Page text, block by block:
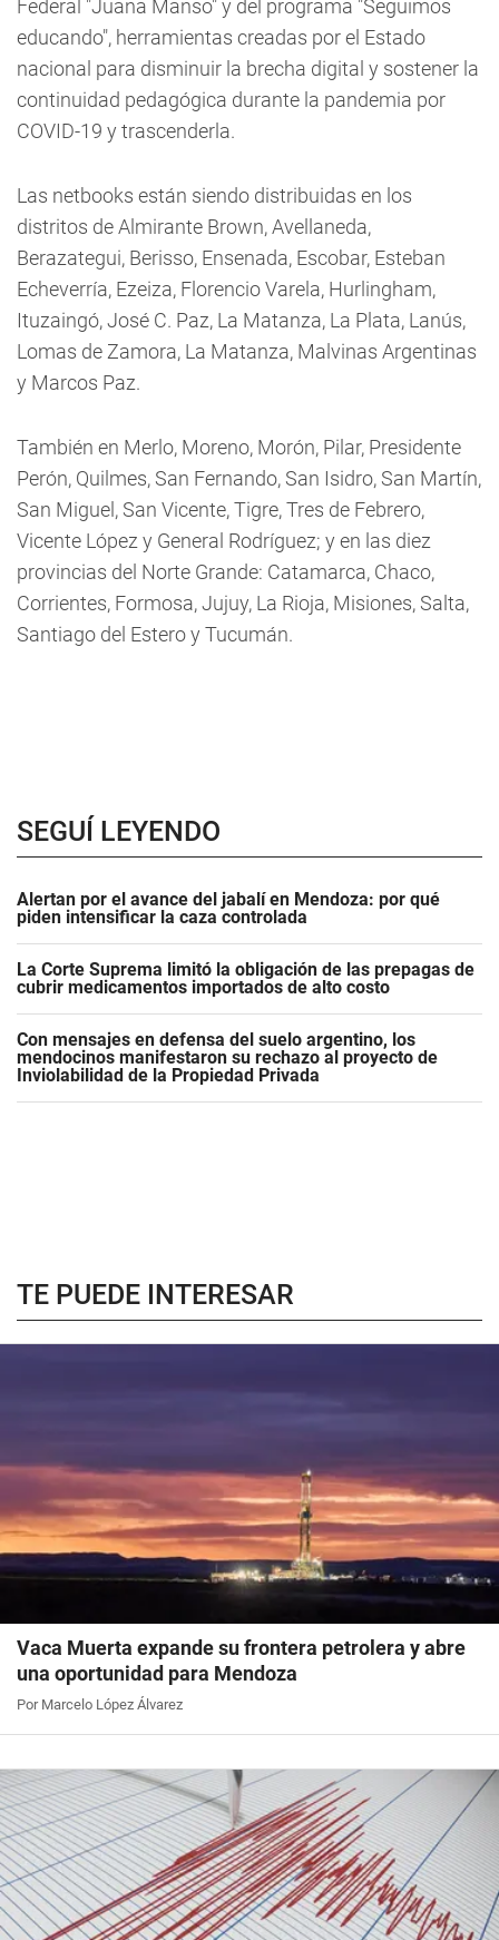
Federal "Juana Manso" y del programa "Seguimos
educando", herramientas creadas por el Estado
nacional para disminuir la brecha digital y sostener la
continuidad pedagógica durante la pandemia por
COVID-19 y trascenderla.
Las netbooks están siendo distribuidas en los
distritos de Almirante Brown, Avellaneda,
Berazategui, Berisso, Ensenada, Escobar, Esteban
Echeverría, Ezeiza, Florencio Varela, Hurlingham,
Ituzaingó, José C. Paz, La Matanza, La Plata, Lanús,
Lomas de Zamora, La Matanza, Malvinas Argentinas
y Marcos Paz.
También en Merlo, Moreno, Morón, Pilar, Presidente
Perón, Quilmes, San Fernando, San Isidro, San Martín,
San Miguel, San Vicente, Tigre, Tres de Febrero,
Vicente López y General Rodríguez; y en las diez
provincias del Norte Grande: Catamarca, Chaco,
Corrientes, Formosa, Jujuy, La Rioja, Misiones, Salta,
Santiago del Estero y Tucumán.
SEGUÍ LEYENDO
Alertan por el avance del jabalí en Mendoza: por qué
piden intensificar la caza controlada
La Corte Suprema limitó la obligación de las prepagas de
cubrir medicamentos importados de alto costo
Con mensajes en defensa del suelo argentino, los
mendocinos manifestaron su rechazo al proyecto de
Inviolabilidad de la Propiedad Privada
TE PUEDE INTERESAR
Vaca Muerta expande su frontera petrolera y abre
una oportunidad para Mendoza
Por Marcelo López Álvarez